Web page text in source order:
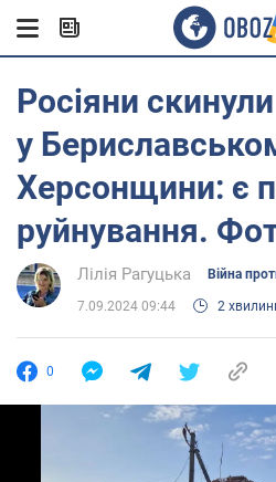
Росіяни
у
Херсонщини: є
руйнування.
Лілія Рагуцька Війна
7.09.2024 09:44 2
0